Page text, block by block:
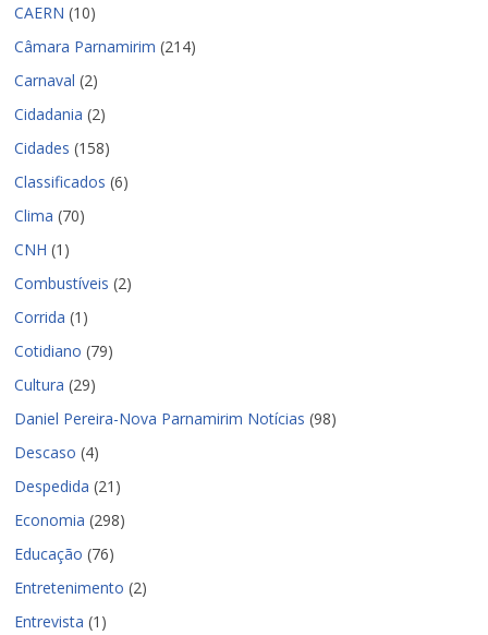
CAERN (10)
Câmara Parnamirim (214)
Carnaval (2)
Cidadania (2)
Cidades (158)
Classificados (6)
Clima (70)
CNH (1)
Combustíveis (2)
Corrida (1)
Cotidiano (79)
Cultura (29)
Daniel Pereira-Nova Parnamirim Notícias (98)
Descaso (4)
Despedida (21)
Economia (298)
Educação (76)
Entretenimento (2)
Entrevista (1)